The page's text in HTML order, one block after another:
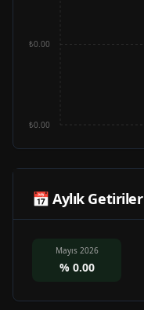
₺0.00
₺0.00
📅 Aylık Getiriler
Mayıs 2026
% 0.00